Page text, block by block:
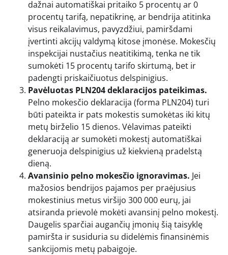
dažnai automatiškai pritaiko 5 procentų ar 0
procentų tarifą, nepatikrinę, ar bendrija atitinka
visus reikalavimus, pavyzdžiui, pamiršdami
įvertinti akcijų valdymą kitose įmonėse. Mokesčių
inspekcijai nustačius neatitikimą, tenka ne tik
sumokėti 15 procentų tarifo skirtumą, bet ir
padengti priskaičiuotus delspinigius.
Pavėluotas PLN204 deklaracijos pateikimas.
Pelno mokesčio deklaracija (forma PLN204) turi
būti pateikta ir pats mokestis sumokėtas iki kitų
metų birželio 15 dienos. Vėlavimas pateikti
deklaraciją ar sumokėti mokestį automatiškai
generuoja delspinigius už kiekvieną pradelstą
dieną.
Avansinio pelno mokesčio ignoravimas. Jei
mažosios bendrijos pajamos per praėjusius
mokestinius metus viršijo 300 000 eurų, jai
atsiranda prievolė mokėti avansinį pelno mokestį.
Daugelis sparčiai augančių įmonių šią taisyklę
pamiršta ir susiduria su didelėmis finansinėmis
sankcijomis metų pabaigoje.